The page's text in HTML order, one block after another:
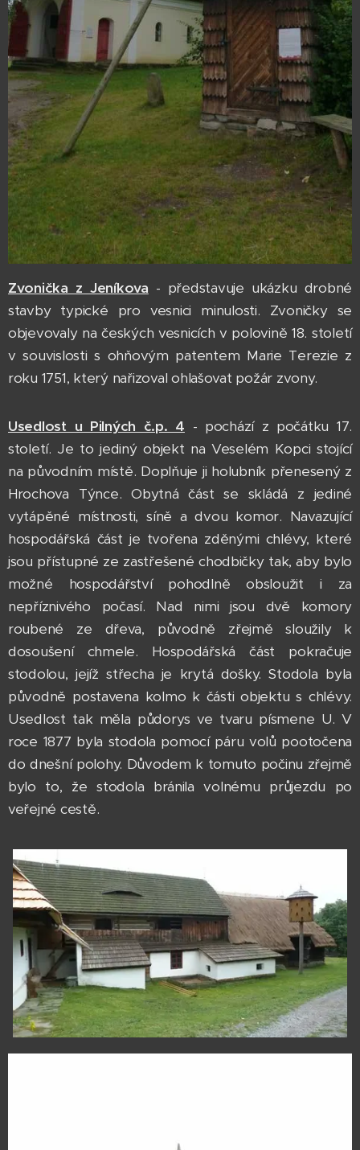
Zvonička z Jeníkova - představuje ukázku drobné
stavby typické pro vesnici minulosti. Zvoničky se
objevovaly na českých vesnicích v polovině 18. století
v souvislosti s ohňovým patentem Marie Terezie z
roku 1751, který nařizoval ohlašovat požár zvony.
Usedlost u Pilných č.p. 4 - pochází z počátku 17.
století. Je to jediný objekt na Veselém Kopci stojící
na původním místě. Doplňuje ji holubník přenesený z
Hrochova Týnce. Obytná část se skládá z jediné
vytápěné místnosti, síně a dvou komor. Navazující
hospodářská část je tvořena zděnými chlévy, které
jsou přístupné ze zastřešené chodbičky tak, aby bylo
možné hospodářství pohodlně obsloužit i za
nepříznivého počasí. Nad nimi jsou dvě komory
roubené ze dřeva, původně zřejmě sloužily k
dosoušení chmele. Hospodářská část pokračuje
stodolou, jejíž střecha je krytá došky. Stodola byla
původně postavena kolmo k části objektu s chlévy.
Usedlost tak měla půdorys ve tvaru písmene U. V
roce 1877 byla stodola pomocí páru volů pootočena
do dnešní polohy. Důvodem k tomuto počinu zřejmě
bylo to, že stodola bránila volnému průjezdu po
veřejné cestě.